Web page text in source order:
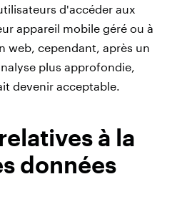
d'accéder aux
appareil mobile géré ou à
web, cependant, après un
plus approfondie,
devenir acceptable.
à la
données